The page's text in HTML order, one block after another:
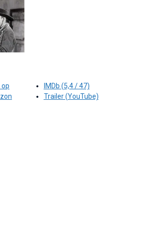
IMDb (5,4 / 47)
Trailer (YouTube)